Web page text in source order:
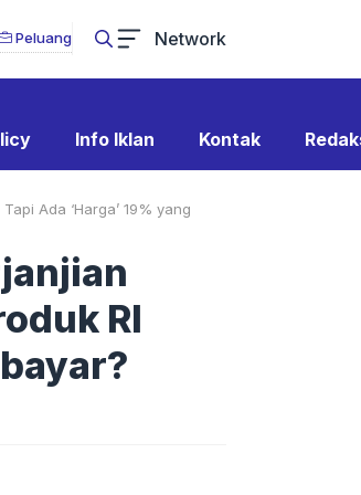
Peluang Network
Info Iklan Kontak
Ada ‘Harga’ 19% yang
RI